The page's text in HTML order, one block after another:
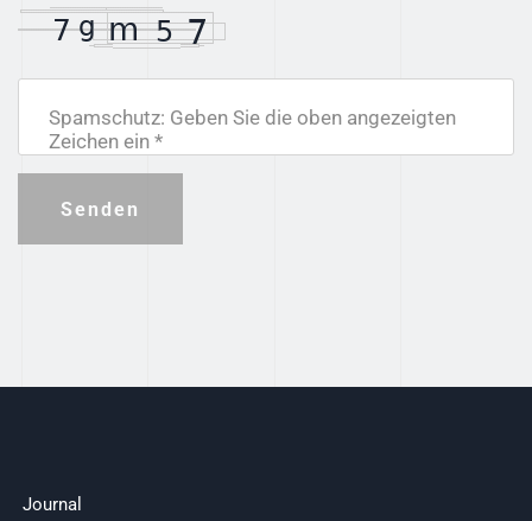
Spamschutz: Geben Sie die oben angezeigten
Zeichen ein *
Senden
Journal